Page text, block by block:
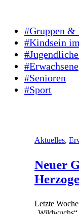
#Gruppen &
#Kindsein
#Erwachsene
#Senioren
#Sport
Aktuelles,
Neuer
Letzte